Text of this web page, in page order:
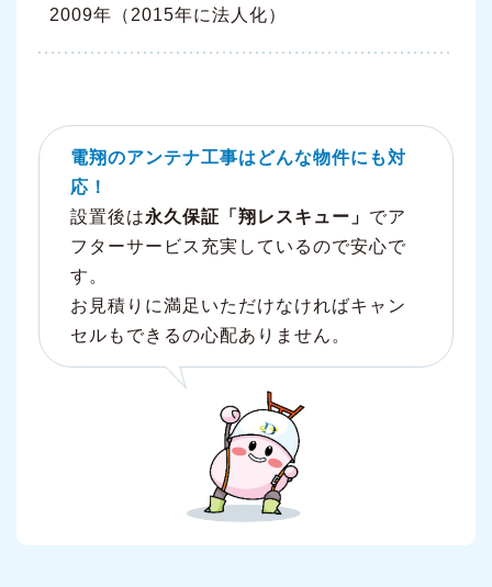
2009年（2015年に法人化）
電翔のアンテナ工事はどんな物件にも対
応！
設置後は永久保証「翔レスキュー」 でア
フターサービス充実しているので安心で
す。
お見積りに満足いただけなければキャン
セルもできるの心配ありません。